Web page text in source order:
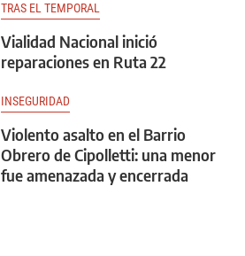
TRAS EL TEMPORAL
Vialidad Nacional inició
reparaciones en Ruta 22
INSEGURIDAD
Violento asalto en el Barrio
Obrero de Cipolletti: una menor
fue amenazada y encerrada